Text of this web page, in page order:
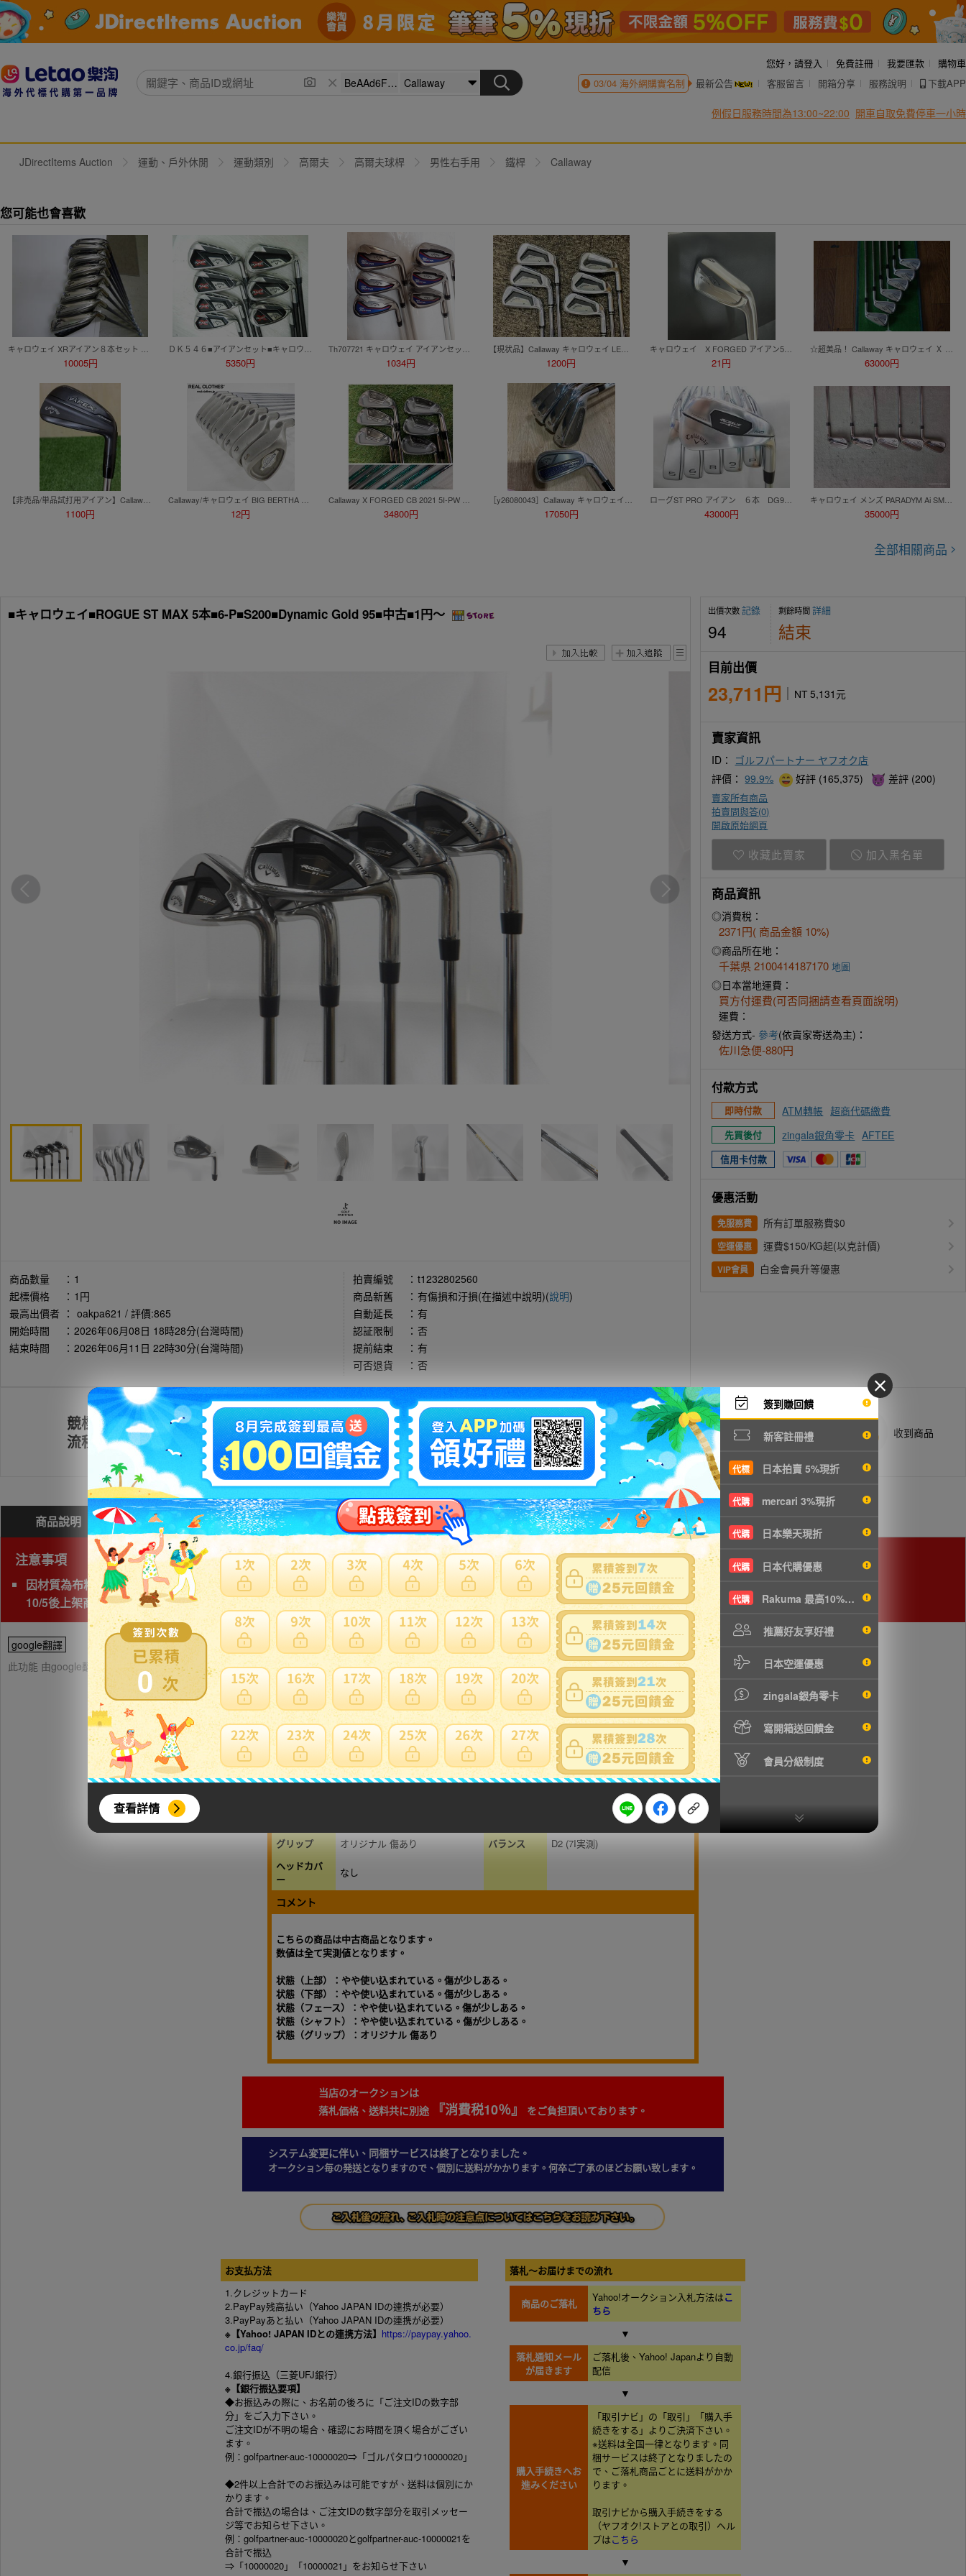
0
查看詳情
簽到賺回饋
新客註冊禮
代標 日本拍賣 5%現折
代購 mercari 3%現折
代購 日本樂天現折
代購 日本代購優惠
代購 Rakuma 最高10%現折
推薦好友享好禮
日本空運優惠
zingala銀角零卡
寫開箱送回饋金
會員分級制度
您好， 請登入 免費註冊 我要匯款
購物車
03/04海外網購實名制 最新公告 客服留言 開箱分享 服務說明 下載APP
例假日服務時間為13:00~22:00 開車自取免費停車一小時
JDirectItems Auction 運動、戶外休閒 運動類別 高爾夫 高爾夫球桿 男性右手用 鐵桿 Callaway
您可能也會喜歡
10005円 5350円 1034円 1200円
キャロウェイ X FORGED アイアン5 MODUS3 TOUR
21円 63000円
1100円 12円 34800円 17050円
ローグST PRO アイアン ６本 DG95(S200) 中古品
43000円
キャロウェイ メンズ PARADYM Ai SMOKE アイアン 5本セット(6-PW) NS PRO 950GH neo (S) 中古品
35000円
全部相關商品
■キャロウェイ■ROGUE ST MAX 5本■6-P■S200■Dynamic Gold 95■中古■1円～
商品數量 ： 1
起標價格
： 1円
最高出價者 ： oakpa621 / 評價:865
開始時間
： 2026年06月08日 18時28分(台灣時間)
結束時間
： 2026年06月11日 22時30分(台灣時間)
拍賣編號 ： t1232802560
商品新舊
： 有傷損和汙損(在描述中說明)(說明)
自動延長
： 有
認証限制
： 否
提前結束
： 有
可否退貨
： 否
出價次數記錄
94
剩餘時間詳細
結束
目前出價
23,711円 NT 5,131元
賣家資訊
ID： ゴルフパートナー ヤフオク店
評價：99.9% 好評 (165,375) 差評 (200)
賣家所有商品
拍賣問與答(0)
開啟原始網頁
收藏此賣家 加入黑名單
商品資訊
◎消費稅：
2371円( 商品金額 10%)
◎商品所在地：
千葉県 2100414187170 地圖
◎日本當地運費：
買方付運費(可否同捆請查看頁面說明)
運費：
發送方式- 參考(依賣家寄送為主)：
佐川急便-880円
付款方式
即時付款 ATM轉帳 超商代碼繳費
先買後付 zingala銀角零卡 AFTEE
信用卡付款
優惠活動
免服務費 所有訂單服務費$0
空運優惠 運費$150/KG起(以克計價)
VIP會員 白金會員升等優惠
競標
流程
註冊會員 出價競標 得標填寫委託單 商品抵台通知出貨 收到商品
商品說明 問與答(0) 費用試算 問題商品反映流程
注意事項
因材質為布料/皮革包包類無法海運，限定使用空運運送。
10/5後上架商品皆無法同梱
google翻譯
此功能 由google翻譯提供參考，樂淘不保證翻譯內容之正確性，詳細問題說明請使用商品問與答
商品スペック
ジャンル アイアンセット シャフト名
Dynamic Gold 95
メーカー名
キャロウェイ フレックス S200
長さ（イン
グリップ
オリジナル 傷あり バランス
D2 (7I実測)
ヘッドカバ
ー
なし
コメント
こちらの商品は中古商品となります。
数値は全て実測値となります。
状態（上部）：やや使い込まれている。傷が少しある。
状態（下部）：やや使い込まれている。傷が少しある。
状態（フェース）：やや使い込まれている。傷が少しある。
状態（シャフト）：やや使い込まれている。傷が少しある。
状態（グリップ）：オリジナル 傷あり
当店のオークションは
落札価格、送料共に別途
『消費税10％』 をご負担頂いております。
システム変更に伴い、同梱サービスは終了となりました。
オークション毎の発送となりますので、個別に送料がかかります。何卒ご了承のほどお願い致します。
お支払方法
1.クレジットカード
2.PayPay残高払い（Yahoo JAPAN IDの連携が必要）
3.PayPayあと払い（Yahoo JAPAN IDの連携が必要）
※【Yahoo! JAPAN IDとの連携方法】 https://paypay.yahoo.
co.jp/faq/
4.銀行振込（三菱UFJ銀行）
※【銀行振込要項】
◆お振込みの際に、お名前の後ろに「ご注文IDの数字部
分」をご入力下さい。
ご注文IDが不明の場合、確認にお時間を頂く場合がござい
ます。
例：golfpartner-auc-10000020⇒「ゴルパタロウ10000020」
◆2件以上合計でのお振込みは可能ですが、送料は個別にか
かります。
合計で振込の場合は、ご注文IDの数字部分を取引メッセー
ジ等でお知らせ下さい。
例：golfpartner-auc-10000020とgolfpartner-auc-10000021を
合計で振込
⇒「10000020」「10000021」をお知らせ下さい
落札～お届けまでの流れ
商品のご落札 Yahoo!オークション入札方法はこ
ちら
▼
落札通知メール
が届きます
ご落札後、Yahoo! Japanより自動
配信
▼
購入手続きへお
進みください
「取引ナビ」の「取引」「購入手
続きをする」よりご決済下さい。
※送料は全国一律となります。同
梱サービスは終了となりましたの
で、ご落札商品ごとに送料がかか
ります。
取引ナビから購入手続きをする
（ヤフオク!ストアとの取引）ヘル
プはこちら
▼